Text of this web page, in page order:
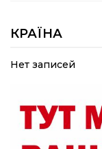
04 сер
19:36
Пишіть
19:29
30 лип
«Все
26-
КРАЇНА
Нет записей